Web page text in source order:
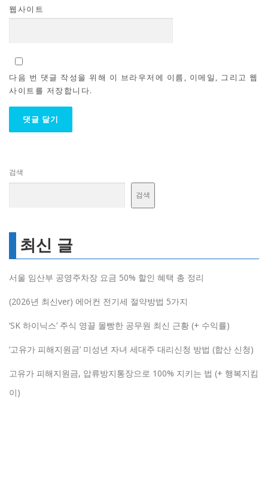
웹사이트
다음 번 댓글 작성을 위해 이 브라우저에 이름, 이메일, 그리고 웹
사이트를 저장합니다.
검색
검색
최신 글
서울 임산부 공영주차장 요금 50% 할인 혜택 총 정리
(2026년 최신ver) 에어컨 전기세 절약방법 5가지
‘SK 하이닉스’ 주식 영끌 몰빵한 공무원 최신 근황 (+ 수익률)
‘고유가 피해지원금’ 미성년 자녀 세대주 대리신청 방법 (합산 신청)
고유가 피해지원금, 압류방지통장으로 100% 지키는 법 (+ 행복지킴
이)